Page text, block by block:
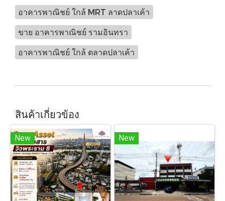
อาคารพาณิชย์ ใกล้ MRT ลาดปลาเค้า
ขาย อาคารพาณิชย์ รามอินทรา
อาคารพาณิชย์ ใกล้ ตลาดปลาเค้า
สินค้าเกี่ยวข้อง
New New